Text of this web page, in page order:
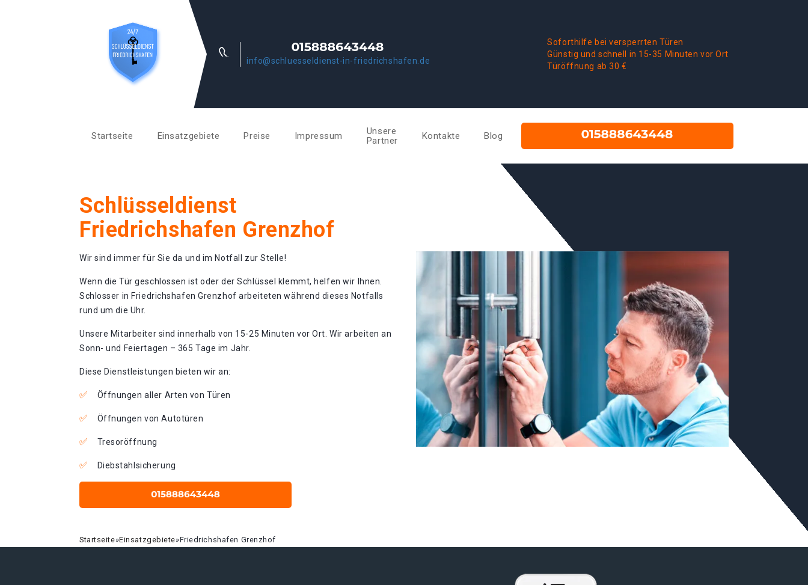
info@schluesseldienst-in-friedrichshafen.de
Soforthilfe bei versperrten Türen
Günstig und schnell in 15-35 Minuten vor Ort
Türöffnung ab 30 €
Startseite Einsatzgebiete Preise Impressum
Unsere
Partner
Kontakte Blog
Schlüsseldienst
Friedrichshafen Grenzhof
Wir sind immer für Sie da und im Notfall zur Stelle!
Wenn die Tür geschlossen ist oder der Schlüssel klemmt, helfen wir Ihnen.
Schlosser in Friedrichshafen Grenzhof arbeiteten während dieses Notfalls
rund um die Uhr.
Unsere Mitarbeiter sind innerhalb von 15-25 Minuten vor Ort. Wir arbeiten an
Sonn- und Feiertagen – 365 Tage im Jahr.
Diese Dienstleistungen bieten wir an:
Öffnungen aller Arten von Türen
Öffnungen von Autotüren
Tresoröffnung
Diebstahlsicherung
Startseite»Einsatzgebiete»Friedrichshafen Grenzhof